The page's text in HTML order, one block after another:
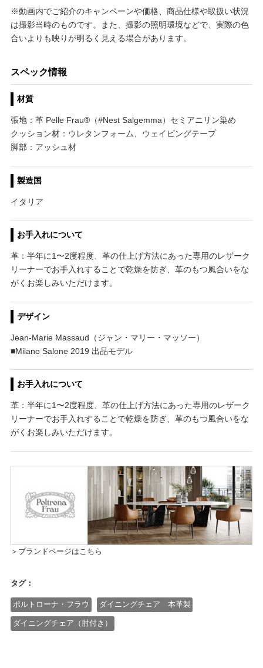
※動画内でご紹介のキャンペーンや価格、商品仕様や取扱い状況
は撮影当時のものです。また、撮影の照明環境などで、実際の色
合いよりも映りが明るく見える場合があります。
スペック情報
材質
張地：革 Pelle Frau®（#Nest Salgemma）セミアニリン染め
クッション材：ウレタンフォーム、ウェイビングテープ
脚部：アッシュ材
製造国
イタリア
お手入れについて
革：半年に1〜2度程度、革の仕上げ方法にあった専用のレザーク
リーナーでお手入れすることで乾燥を防ぎ、革のもつ風合いをな
がくお楽しみいただけます。
デザイン
Jean-Marie Massaud（ジャン・マリー・マッソー）
■Milano Salone 2019 出品モデル
お手入れについて
革：半年に1〜2度程度、革の仕上げ方法にあった専用のレザーク
リーナーでお手入れすることで乾燥を防ぎ、革のもつ風合いをな
がくお楽しみいただけます。
＞ブランドページはこちら
タグ：
ポルトローナ・フラウ ダイニングチェア 本革製
ダイニングチェア（肘付き）